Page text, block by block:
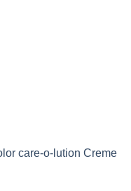
care-o-lution Creme